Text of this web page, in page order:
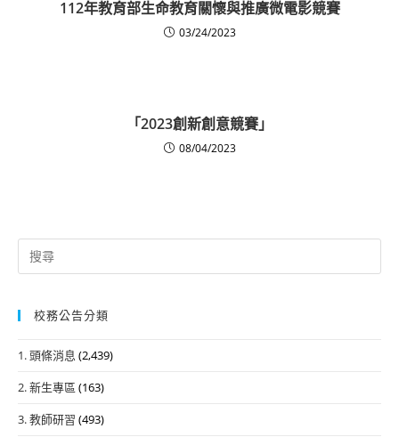
112年教育部生命教育關懷與推廣微電影競賽
03/24/2023
「2023創新創意競賽」
08/04/2023
Search
for:
校務公告分類
1. 頭條消息 (2,439)
2. 新生專區 (163)
3. 教師研習 (493)